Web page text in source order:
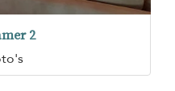
2